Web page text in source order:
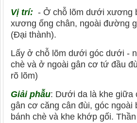
Vị trí: - Ở chỗ lõm dưới xương
xương ống chân, ngoài đường
(Đại thành).
Lấy ở chỗ lõm dưới góc dưới -
chè và ở ngoài gân cơ tứ đầu
rõ lõm)
Giải phẫu: Dưới da là khe giữa
gân cơ căng cân đùi, góc
bánh chè và khe khớp gối.